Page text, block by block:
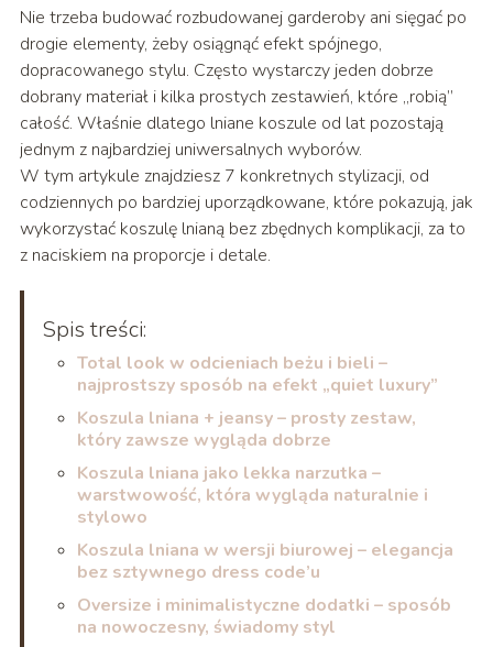
Nie trzeba budować rozbudowanej garderoby ani sięgać po
drogie elementy, żeby osiągnąć efekt spójnego,
dopracowanego stylu. Często wystarczy jeden dobrze
dobrany materiał i kilka prostych zestawień, które „robią”
całość. Właśnie dlatego lniane koszule od lat pozostają
jednym z najbardziej uniwersalnych wyborów.
W tym artykule znajdziesz 7 konkretnych stylizacji, od
codziennych po bardziej uporządkowane, które pokazują, jak
wykorzystać koszulę lnianą bez zbędnych komplikacji, za to
z naciskiem na proporcje i detale.
Spis treści:
Total look w odcieniach beżu i bieli –
najprostszy sposób na efekt „quiet luxury”
Koszula lniana + jeansy – prosty zestaw,
który zawsze wygląda dobrze
Koszula lniana jako lekka narzutka –
warstwowość, która wygląda naturalnie i
stylowo
Koszula lniana w wersji biurowej – elegancja
bez sztywnego dress code’u
Oversize i minimalistyczne dodatki – sposób
na nowoczesny, świadomy styl